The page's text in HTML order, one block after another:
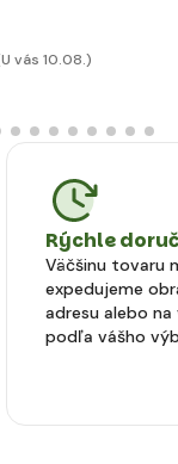
vás 10.08.)
Rýchle
Väčšinu tovaru
expedujeme
adresu alebo
podľa vášho